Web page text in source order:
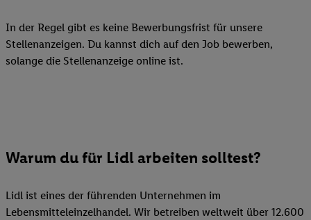
In der Regel gibt es keine Bewerbungsfrist für unsere
Stellenanzeigen. Du kannst dich auf den Job bewerben,
solange die Stellenanzeige online ist.
Warum du für Lidl arbeiten solltest?
Lidl ist eines der führenden Unternehmen im
Lebensmitteleinzelhandel. Wir betreiben weltweit über 12.600